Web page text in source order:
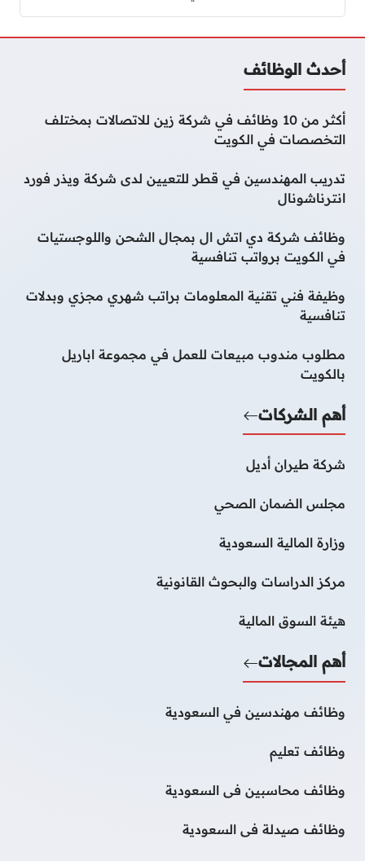
أحدث الوظائف
أكثر من 10 وظائف في شركة زين للاتصالات بمختلف
التخصصات في الكويت
تدريب المهندسين في قطر للتعيين لدى شركة ويذر فورد
انترناشونال
وظائف شركة دي اتش ال بمجال الشحن واللوجستيات
في الكويت برواتب تنافسية
وظيفة فني تقنية المعلومات براتب شهري مجزي وبدلات
تنافسية
مطلوب مندوب مبيعات للعمل في مجموعة اباريل
بالكويت
أهم الشركات
شركة طيران أديل
مجلس الضمان الصحي
وزارة المالية السعودية
مركز الدراسات والبحوث القانونية
هيئة السوق المالية
أهم المجالات
وظائف مهندسين في السعودية
وظائف تعليم
وظائف محاسبين فى السعودية
وظائف صيدلة فى السعودية